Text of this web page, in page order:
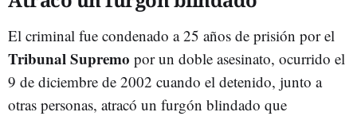
El criminal fue condenado a 25 años de prisión por el
Tribunal Supremo por un doble asesinato, ocurrido el
9 de diciembre de 2002 cuando el detenido, junto a
otras personas, atracó un furgón blindado que